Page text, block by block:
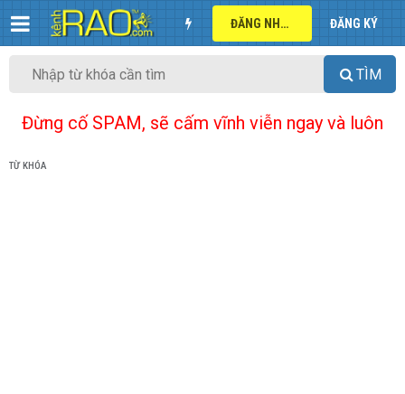
ĐĂNG NHẬP ĐĂNG KÝ
TÌM
Đừng cố SPAM, sẽ cấm vĩnh viễn ngay và luôn
TỪ KHÓA